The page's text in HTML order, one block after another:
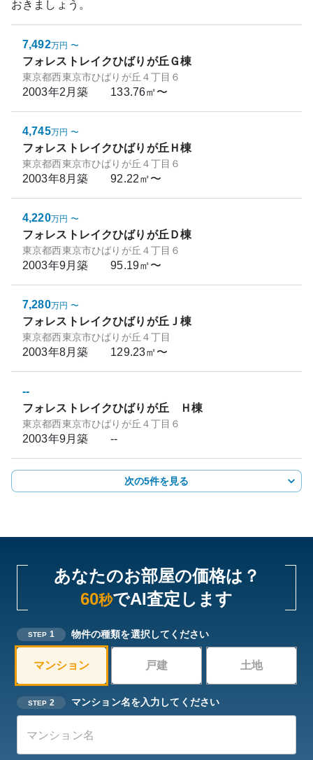
おきましょう。
7,492万円 〜
フォレストレイクひばりが丘Ｇ棟
東京都西東京市ひばりが丘４丁目６
2003年2月築 133.76㎡〜
4,745万円 〜
フォレストレイクひばりが丘Ｈ棟
東京都西東京市ひばりが丘４丁目６
2003年8月築 92.22㎡〜
4,220万円 〜
フォレストレイクひばりが丘Ｄ棟
東京都西東京市ひばりが丘４丁目６
2003年9月築 95.19㎡〜
7,280万円 〜
フォレストレイクひばりが丘Ｊ棟
東京都西東京市ひばりが丘４丁目
2003年8月築 129.23㎡〜
--
フォレストレイクひばりが丘 Ｈ棟
東京都西東京市ひばりが丘４丁目６
2003年9月築 --
次の5件を見る
あなたのお部屋の価格は？
60秒でAI査定します
STEP 1 物件の種類を選択してください
マンション 戸建 土地
STEP 2 マンション名を入力してください